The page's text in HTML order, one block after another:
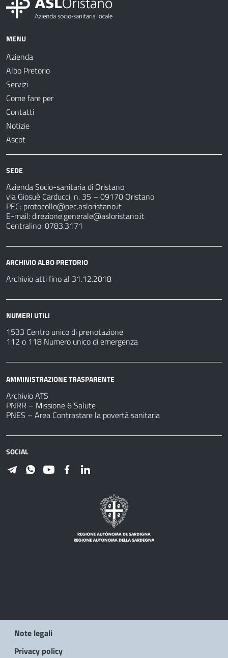
MENU
Azienda
Albo Pretorio
Servizi
Come fare per
Contatti
Notizie
Ascot
SEDE
Azienda Socio-sanitaria di Oristano
via Giosuè Carducci, n. 35 – 09170 Oristano
PEC: protocollo@pec.asloristano.it
E-mail:direzione.generale@asloristano.it
Centralino: 0783.3171
ARCHIVIO ALBO PRETORIO
Archivio atti fino al 31.12.2018
NUMERI UTILI
1533 Centro unico di prenotazione
112 o 118 Numero unico di emergenza
AMMINISTRAZIONE TRASPARENTE
Archivio ATS
PNRR – Missione 6 Salute
PNES – Area Contrastare la povertà sanitaria
SOCIAL
Note legali
Privacy policy